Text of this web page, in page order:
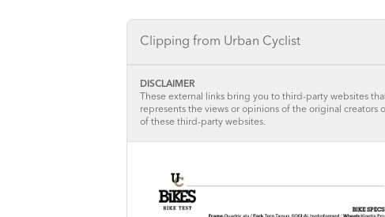
Clipping from Urban Cyclist
DISCLAIMER
These external links bring you to third-party websites
represents the views or opinions of the original creators
of these third-party websites.